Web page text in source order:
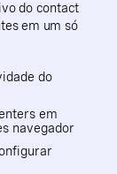
do contact
em um só
do
em
navegador